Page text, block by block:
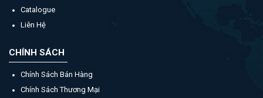
Catalogue
Liên Hệ
CHÍNH SÁCH
Chính Sách Bán Hàng
Chính Sách Thương Mại